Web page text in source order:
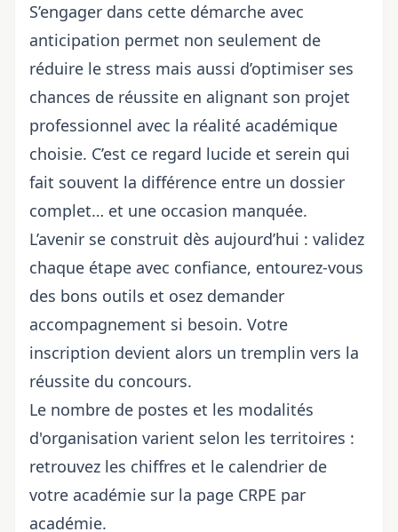
S’engager dans cette démarche avec
anticipation permet non seulement de
réduire le stress mais aussi d’optimiser ses
chances de réussite en alignant son projet
professionnel avec la réalité académique
choisie. C’est ce regard lucide et serein qui
fait souvent la différence entre un dossier
complet… et une occasion manquée.
L’avenir se construit dès aujourd’hui : validez
chaque étape avec confiance, entourez-vous
des bons outils et osez demander
accompagnement si besoin. Votre
inscription devient alors un tremplin vers la
réussite du concours.
Le nombre de postes et les modalités
d'organisation varient selon les territoires :
retrouvez les chiffres et le calendrier de
votre académie sur la page CRPE par
académie.